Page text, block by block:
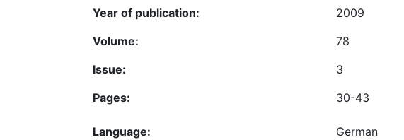
Year of publication:
2009
Volume:
78
Issue:
3
Pages:
30-43
Language:
German